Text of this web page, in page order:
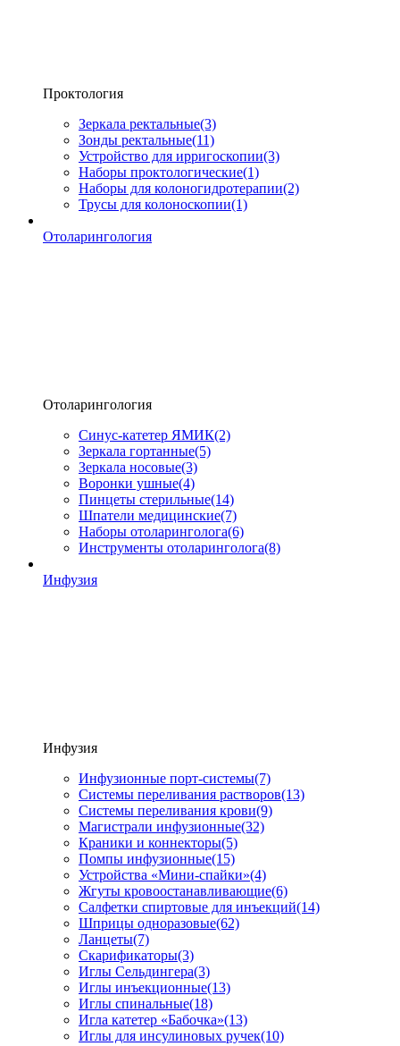
Проктология
Зеркала ректальные(3)
Зонды ректальные(11)
Устройство для ирригоскопии(3)
Наборы проктологические(1)
Наборы для колоногидротерапии(2)
Трусы для колоноскопии(1)
Отоларингология
Отоларингология
Синус-катетер ЯМИК(2)
Зеркала гортанные(5)
Зеркала носовые(3)
Воронки ушные(4)
Пинцеты стерильные(14)
Шпатели медицинские(7)
Наборы отоларинголога(6)
Инструменты отоларинголога(8)
Инфузия
Инфузия
Инфузионные порт-системы(7)
Системы переливания растворов(13)
Системы переливания крови(9)
Магистрали инфузионные(32)
Краники и коннекторы(5)
Помпы инфузионные(15)
Устройства «Мини-спайки»(4)
Жгуты кровоостанавливающие(6)
Салфетки спиртовые для инъекций(14)
Шприцы одноразовые(62)
Ланцеты(7)
Скарификаторы(3)
Иглы Сельдингера(3)
Иглы инъекционные(13)
Иглы спинальные(18)
Игла катетер «Бабочка»(13)
Иглы для инсулиновых ручек(10)